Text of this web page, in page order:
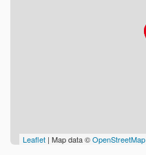
Leaflet | Map data ©OpenStreetMap